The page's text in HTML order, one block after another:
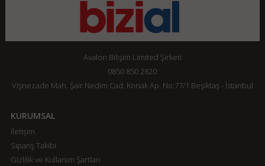
Avalon Bilişim Limited Şirketi
0850 850 2820
Vişnezade Mah. Şair Nedim Cad. Konak Ap. No:77/1 Beşiktaş - İstanbul
KURUMSAL
İletişim
Sipariş Takibi
Gizlilik ve Kullanım Şartları